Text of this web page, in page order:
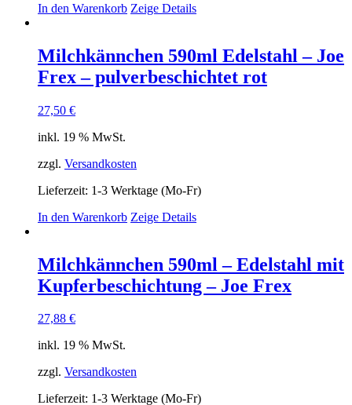
In den Warenkorb Zeige Details
Milchkännchen 590ml Edelstahl – Joe
Frex – pulverbeschichtet rot
27,50 €
inkl. 19 % MwSt.
zzgl. Versandkosten
Lieferzeit: 1-3 Werktage (Mo-Fr)
In den Warenkorb Zeige Details
Milchkännchen 590ml – Edelstahl mit
Kupferbeschichtung – Joe Frex
27,88 €
inkl. 19 % MwSt.
zzgl. Versandkosten
Lieferzeit: 1-3 Werktage (Mo-Fr)